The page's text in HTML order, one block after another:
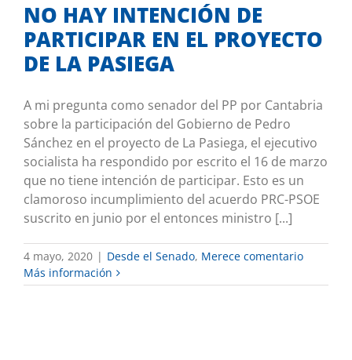
NO HAY INTENCIÓN DE
PARTICIPAR EN EL PROYECTO
DE LA PASIEGA
A mi pregunta como senador del PP por Cantabria
sobre la participación del Gobierno de Pedro
Sánchez en el proyecto de La Pasiega, el ejecutivo
socialista ha respondido por escrito el 16 de marzo
que no tiene intención de participar. Esto es un
clamoroso incumplimiento del acuerdo PRC-PSOE
suscrito en junio por el entonces ministro [...]
4 mayo, 2020 | Desde el Senado, Merece comentario
Más información